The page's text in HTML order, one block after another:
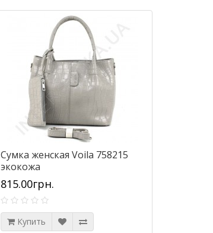
Сумка женская Voila 758215
экокожа
815.00грн.
Купить